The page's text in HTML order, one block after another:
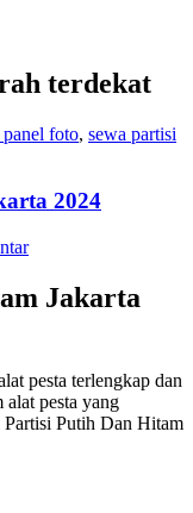
terdekat
foto, sewa partisi
2024
Jakarta
pesta terlengkap dan
alat pesta yang
Partisi Putih Dan Hitam